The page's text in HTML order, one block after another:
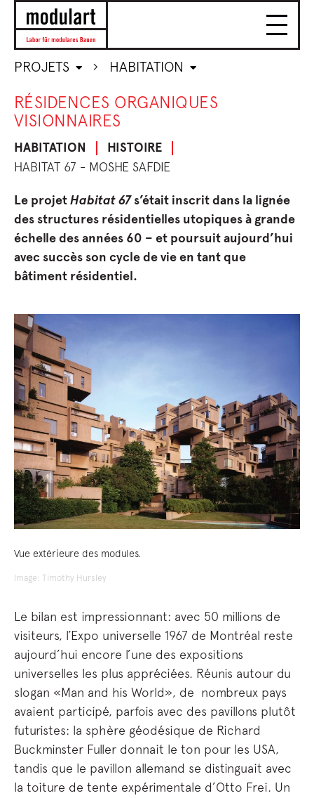
PROJETS HABITATION
RÉSIDENCES ORGANIQUES
VISIONNAIRES
HABITATION HISTOIRE
HABITAT 67 - MOSHE SAFDIE
Le projetHabitat 67s’était inscrit dans la lignée
des structures résidentielles utopiques à grande
échelle des années 60 – et poursuit aujourd’hui
avec succès son cycle de vie en tant que
bâtiment résidentiel.
Vue extérieure des modules.
Image: Timothy Hursley
Le bilan est impressionnant: avec 50 millions de
visiteurs, l’Expo universelle 1967 de Montréal reste
aujourd’hui encore l’une des expositions
universelles les plus appréciées. Réunis autour du
slogan «Man and his World», de nombreux pays
avaient participé, parfois avec des pavillons plutôt
futuristes: la sphère géodésique de Richard
Buckminster Fuller donnait le ton pour les USA,
tandis que le pavillon allemand se distinguait avec
la toiture de tente expérimentale d’Otto Frei. Un